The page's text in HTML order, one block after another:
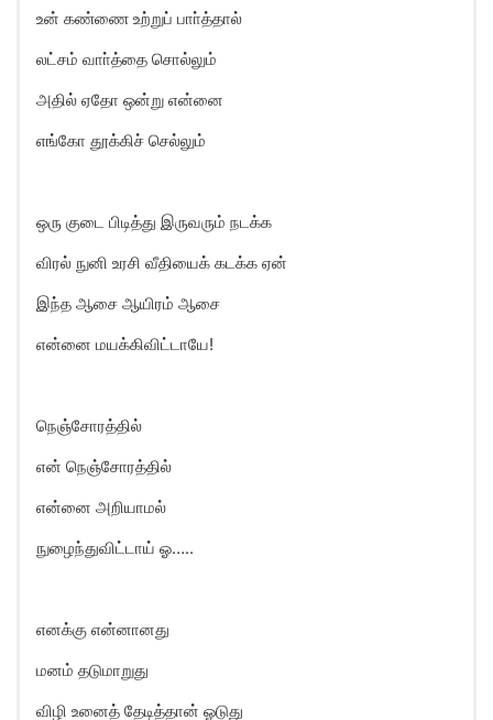
உன் கண்ணை உற்றுப் பாா்த்தால்
லட்சம் வாா்த்தை சொல்லும்
அதில் ஏதோ ஒன்று என்னை
எங்கோ தூக்கிச் செல்லும்
ஒரு குடை பிடித்து இருவரும் நடக்க
விரல் நுனி உரசி வீதியைக் கடக்க ஏன்
இந்த ஆசை ஆயிரம் ஆசை
என்னை மயக்கிவிட்டாயே!
நெஞ்சோரத்தில்
என் நெஞ்சோரத்தில்
என்னை அறியாமல்
நுழைந்துவிட்டாய் ஓ…..
எனக்கு என்னானது
மனம் தடுமாறுது
விழி உனைத் தேடித்தான் ஓடுது